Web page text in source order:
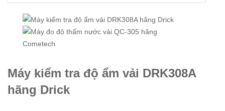
Máy kiểm tra độ ẩm vải DRK308A
hãng Drick